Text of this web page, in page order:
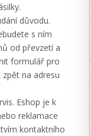
důvodu.
s ním
od převzetí a
formulář pro
na adresu
Eshop je k
reklamace
kontaktního